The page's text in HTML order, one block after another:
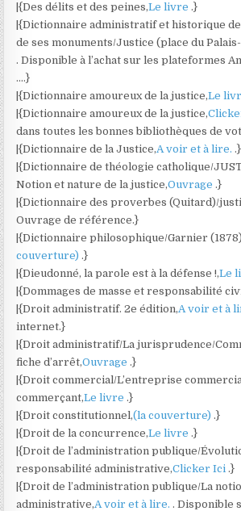
|{Des délits et des peines,Le livre.}
|{Dictionnaire administratif et historique
de ses monuments/Justice (place du
. Disponible à l’achat sur les plateformes
….}
|{Dictionnaire amoureux de la justice,Le
|{Dictionnaire amoureux de la justice,
dans toutes les bonnes bibliothèques de
|{Dictionnaire de la Justice,A voir et à lire..}
|{Dictionnaire de théologie catholique/
Notion et nature de la justice,Ouvrage.}
|{Dictionnaire des proverbes (Quitard)/
Ouvrage de référence.}
|{Dictionnaire philosophique/Garnier
couverture).}
|{Dieudonné, la parole est à la défense !,Le
|{Dommages de masse et responsabilité
|{Droit administratif. 2e édition,A voir et à
internet.}
|{Droit administratif/La jurisprudence/
fiche d’arrêt,Ouvrage.}
|{Droit commercial/L’entreprise
commerçant,Le livre.}
|{Droit constitutionnel,(la couverture).}
|{Droit de la concurrence,Le livre.}
|{Droit de l’administration publique/
responsabilité administrative,Clicker Ici.}
|{Droit de l’administration publique/La
administrative,A voir et à lire.. Disponible